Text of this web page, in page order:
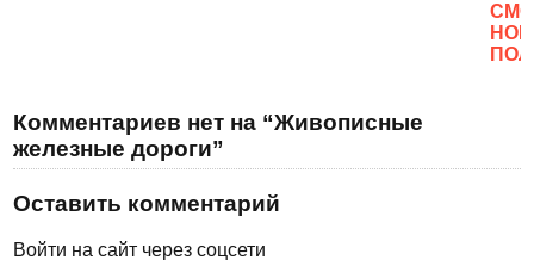
Комментариев нет на “Живописные
железные дороги”
Оставить комментарий
Войти на сайт через соцсети